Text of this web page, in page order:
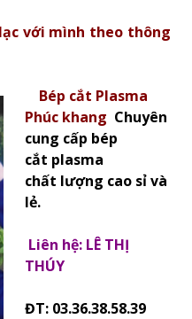
với mình theo thông
Bép cắt Plasma
Phúc khang Chuyên
cung cấp bép
cắt plasma
chất lượng cao sỉ và
lẻ.
Liên hệ: LÊ THỊ
THÚY
ĐT: 03.36.38.58.39